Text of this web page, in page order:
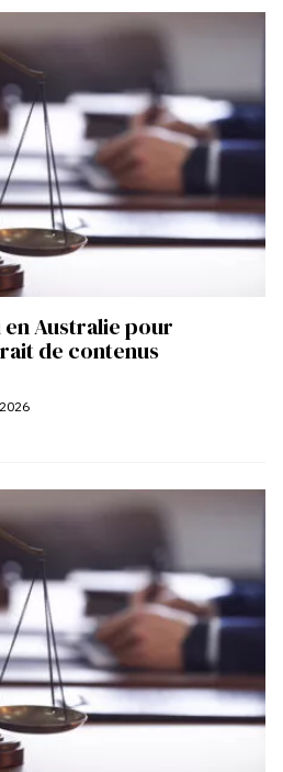
Australie pour
de contenus